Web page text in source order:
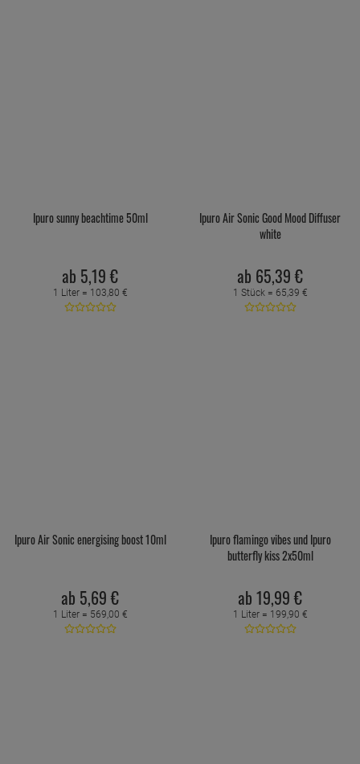
Ipuro sunny beachtime 50ml
ab 5,19 €
1 Liter = 103,80 €
Ipuro Air Sonic Good Mood Diffuser
white
ab 65,39 €
1 Stück = 65,39 €
Ipuro Air Sonic energising boost 10ml
ab 5,69 €
1 Liter = 569,00 €
Ipuro flamingo vibes und Ipuro
butterfly kiss 2x50ml
ab 19,99 €
1 Liter = 199,90 €